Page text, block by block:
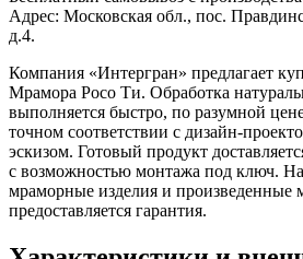
Адрес: Московская обл., пос.
д.4.
Компания «Интергран» предлагает
Мрамора Росо Ти. Обработка
выполняется быстро, по разумной
точном соответствии с дизайн-
эскизом. Готовый продукт
с возможностью монтажа под ключ.
мраморные изделия и произведенные
предоставляется гарантия.